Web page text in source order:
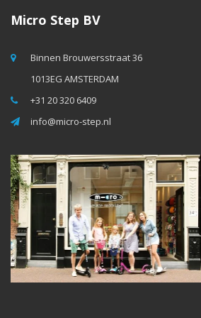
Micro Step BV
Binnen Brouwersstraat 36
1013EG AMSTERDAM
+31 20 320 6409
info@micro-step.nl